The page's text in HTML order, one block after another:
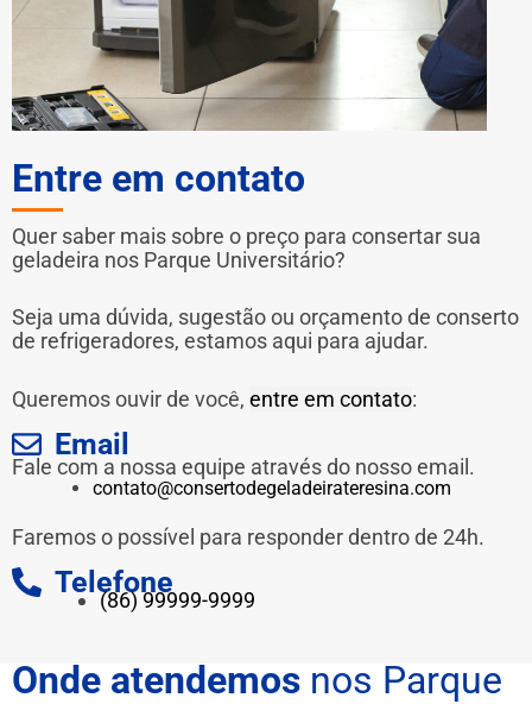
Entre em contato
Quer saber mais sobre o preço para consertar sua
geladeira nos Parque Universitário?
Seja uma dúvida, sugestão ou orçamento de conserto
de refrigeradores, estamos aqui para ajudar.
Queremos ouvir de você, entre em contato:
Email
Fale com a nossa equipe através do nosso email.
contato@consertodegeladeirateresina.com
Faremos o possível para responder dentro de 24h.
Telefone
(86) 99999-9999
Onde atendemos nos Parque